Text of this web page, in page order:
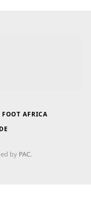
FOOT AFRICA
by PAC.